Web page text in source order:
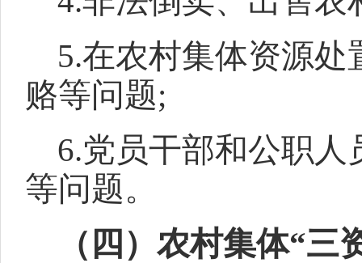
5.在农村集体资源
赂等问题;
6.党员干部和公职
等问题。
（四）农村集体“三